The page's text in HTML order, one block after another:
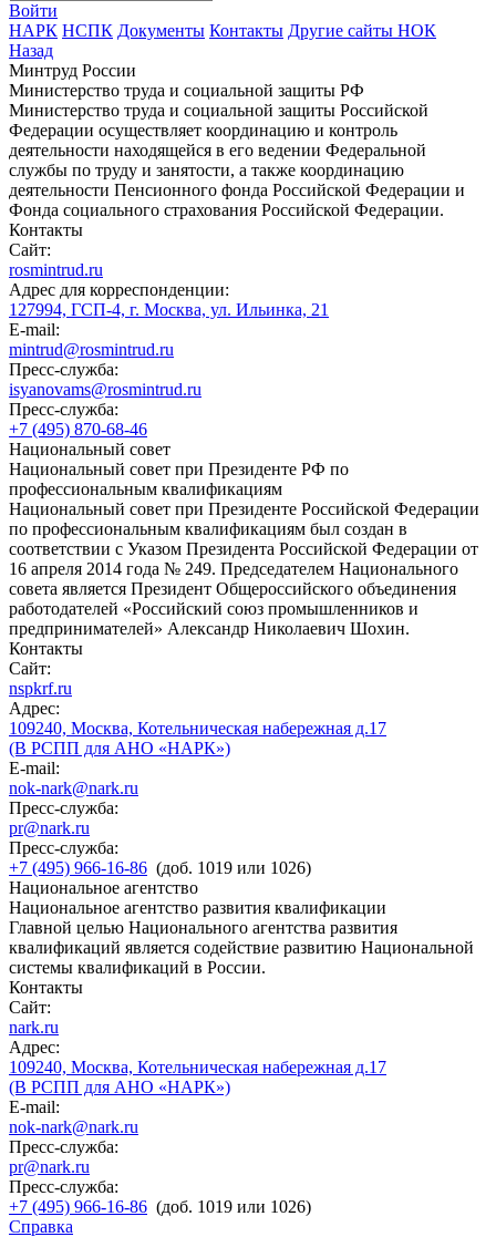
Войти
НАРК НСПК Документы Контакты Другие сайты НОК
Назад
Минтруд России
Министерство труда и социальной защиты РФ
Министерство труда и социальной защиты Российской
Федерации осуществляет координацию и контроль
деятельности находящейся в его ведении Федеральной
службы по труду и занятости, а также координацию
деятельности Пенсионного фонда Российской Федерации и
Фонда социального страхования Российской Федерации.
Контакты
Сайт:
rosmintrud.ru
Адрес для корреспонденции:
127994, ГСП-4, г. Москва, ул. Ильинка, 21
E-mail:
mintrud@rosmintrud.ru
Пресс-служба:
isyanovams@rosmintrud.ru
Пресс-служба:
+7 (495) 870-68-46
Национальный совет
Национальный совет при Президенте РФ по
профессиональным квалификациям
Национальный совет при Президенте Российской Федерации
по профессиональным квалификациям был создан в
соответствии с Указом Президента Российской Федерации от
16 апреля 2014 года № 249. Председателем Национального
совета является Президент Общероссийского объединения
работодателей «Российский союз промышленников и
предпринимателей» Александр Николаевич Шохин.
Контакты
Сайт:
nspkrf.ru
Адрес:
109240, Москва, Котельническая набережная д.17
(В РСПП для АНО «НАРК»)
E-mail:
nok-nark@nark.ru
Пресс-служба:
pr@nark.ru
Пресс-служба:
+7 (495) 966-16-86 (доб. 1019 или 1026)
Национальное агентство
Национальное агентство развития квалификации
Главной целью Национального агентства развития
квалификаций является содействие развитию Национальной
системы квалификаций в России.
Контакты
Сайт:
nark.ru
Адрес:
109240, Москва, Котельническая набережная д.17
(В РСПП для АНО «НАРК»)
E-mail:
nok-nark@nark.ru
Пресс-служба:
pr@nark.ru
Пресс-служба:
+7 (495) 966-16-86 (доб. 1019 или 1026)
Справка